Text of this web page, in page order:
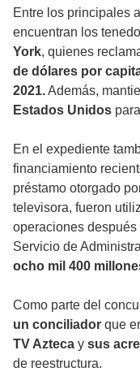
Entre los principales
encuentran los
York, quienes
de dólares por
2021.Además,
Estados Unidos
En el expediente
financiamiento
préstamo otorgado
televisora, fueron
operaciones
Servicio de
ocho mil 400
Como parte del
un conciliador que
TV Azteca y sus
de reestructura.